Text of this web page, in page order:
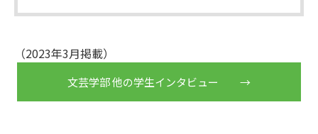
（2023年3月掲載）
文芸学部 他の学生インタビュー →